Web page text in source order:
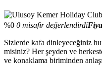
%0 0 misafir değerlendirdi
Sizlerde kafa dinleyeceğiniz
misiniz? Her şeyden ve
ve konaklama biriminden